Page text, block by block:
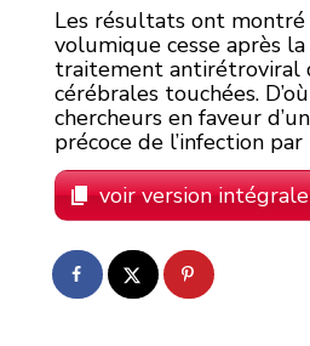
Les résultats ont
volumique cesse après
traitement antirétroviral
cérébrales touchées.
chercheurs en faveur
précoce de l’infection
voir version intégrale